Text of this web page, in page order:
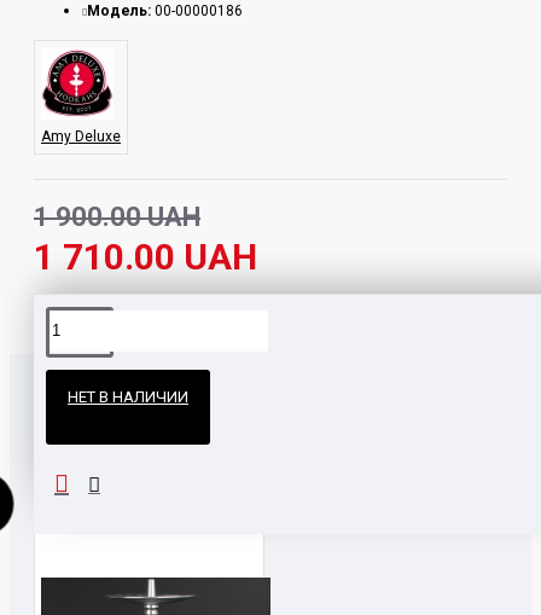
1 900.00 UAH
1 710.00 UAH
Модель: 00-00000186
Amy Deluxe
НЕТ В НАЛИЧИИ